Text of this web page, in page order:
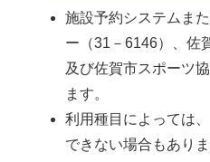
施設予約システムま
ー（31－6146）、佐
及び佐賀市スポーツ
ます。
利用種目によっては
できない場合もあり